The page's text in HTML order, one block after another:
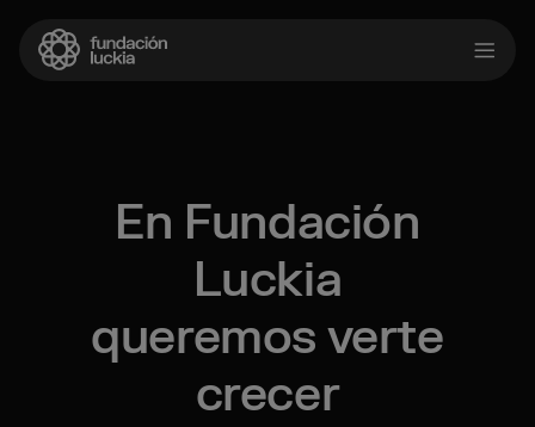
En Fundación
Luckia
queremos verte
crecer